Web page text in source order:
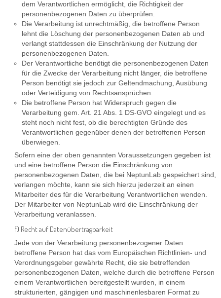
dem Verantwortlichen ermöglicht, die Richtigkeit der
personenbezogenen Daten zu überprüfen.
Die Verarbeitung ist unrechtmäßig, die betroffene Person
lehnt die Löschung der personenbezogenen Daten ab und
verlangt stattdessen die Einschränkung der Nutzung der
personenbezogenen Daten.
Der Verantwortliche benötigt die personenbezogenen Daten
für die Zwecke der Verarbeitung nicht länger, die betroffene
Person benötigt sie jedoch zur Geltendmachung, Ausübung
oder Verteidigung von Rechtsansprüchen.
Die betroffene Person hat Widerspruch gegen die
Verarbeitung gem. Art. 21 Abs. 1 DS-GVO eingelegt und es
steht noch nicht fest, ob die berechtigten Gründe des
Verantwortlichen gegenüber denen der betroffenen Person
überwiegen.
Sofern eine der oben genannten Voraussetzungen gegeben ist
und eine betroffene Person die Einschränkung von
personenbezogenen Daten, die bei NeptunLab gespeichert sind,
verlangen möchte, kann sie sich hierzu jederzeit an einen
Mitarbeiter des für die Verarbeitung Verantwortlichen wenden.
Der Mitarbeiter von NeptunLab wird die Einschränkung der
Verarbeitung veranlassen.
f) Recht auf Datenübertragbarkeit
Jede von der Verarbeitung personenbezogener Daten
betroffene Person hat das vom Europäischen Richtlinien- und
Verordnungsgeber gewährte Recht, die sie betreffenden
personenbezogenen Daten, welche durch die betroffene Person
einem Verantwortlichen bereitgestellt wurden, in einem
strukturierten, gängigen und maschinenlesbaren Format zu